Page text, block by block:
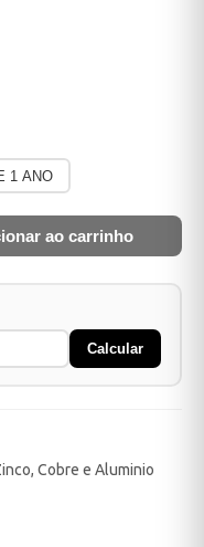
1 ANO
ao carrinho
Calcular
Cobre e Aluminio